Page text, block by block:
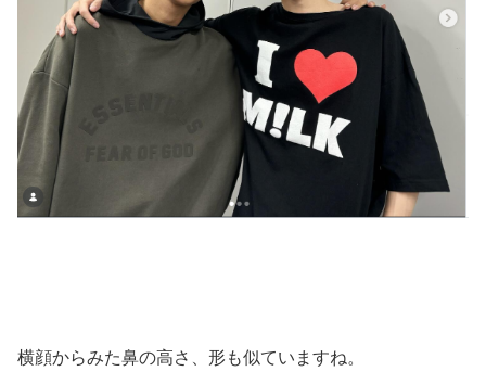
横顔からみた鼻の高さ、形も似ていますね。